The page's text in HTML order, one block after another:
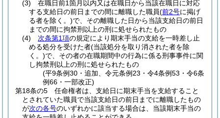
(3)
在職日前1箇月以内又は在職日から当該在職日に対応
する支給日の前日までの間に離職した職員(前2号に掲げ
る者を除く。)で、その離職した日から当該支給日の前日
までの間に拘禁刑以上の刑に処せられたもの
(4)
次条第1項の規定により期末手当の支給を一時差し止
める処分を受けた者(当該処分を取り消された者を除
く。)で、その者の在職期間中の行為に係る刑事事件に関
し拘禁刑以上の刑に処せられたもの
(平9条例30・追加、令元条例23・令4条例53・令6条
例66・一部改正)
第18条の5
任命権者は、支給日に期末手当を支給すること
とされていた職員で当該支給日の前日までに離職したもの
が次の各号のいずれかに該当する場合は、当該期末手当の